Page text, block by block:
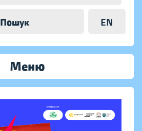
Пошук EN
Меню